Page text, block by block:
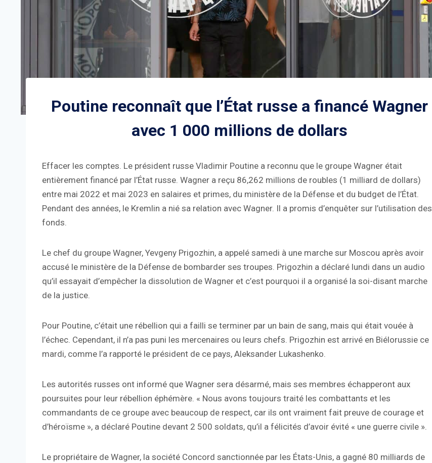
Poutine reconnaît que l’État russe a financé Wagner
avec 1 000 millions de dollars
Effacer les comptes. Le président russe Vladimir Poutine a reconnu que le groupe Wagner était
entièrement financé par l’État russe. Wagner a reçu 86,262 millions de roubles (1 milliard de dollars)
entre mai 2022 et mai 2023 en salaires et primes, du ministère de la Défense et du budget de l’État.
Pendant des années, le Kremlin a nié sa relation avec Wagner. Il a promis d’enquêter sur l’utilisation des
fonds.
Le chef du groupe Wagner, Yevgeny Prigozhin, a appelé samedi à une marche sur Moscou après avoir
accusé le ministère de la Défense de bombarder ses troupes. Prigozhin a déclaré lundi dans un audio
qu’il essayait d’empêcher la dissolution de Wagner et c’est pourquoi il a organisé la soi-disant marche
de la justice.
Pour Poutine, c’était une rébellion qui a failli se terminer par un bain de sang, mais qui était vouée à
l’échec. Cependant, il n’a pas puni les mercenaires ou leurs chefs. Prigozhin est arrivé en Biélorussie ce
mardi, comme l’a rapporté le président de ce pays, Aleksander Lukashenko.
Les autorités russes ont informé que Wagner sera désarmé, mais ses membres échapperont aux
poursuites pour leur rébellion éphémère. « Nous avons toujours traité les combattants et les
commandants de ce groupe avec beaucoup de respect, car ils ont vraiment fait preuve de courage et
d’héroïsme », a déclaré Poutine devant 2 500 soldats, qu’il a félicités d’avoir évité « une guerre civile ».
Le propriétaire de Wagner, la société Concord sanctionnée par les États-Unis, a gagné 80 milliards de